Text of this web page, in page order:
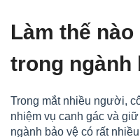
Làm thế
trong ngành
Trong mắt nhiều người,
nhiệm vụ canh gác và
ngành bảo vệ có rất